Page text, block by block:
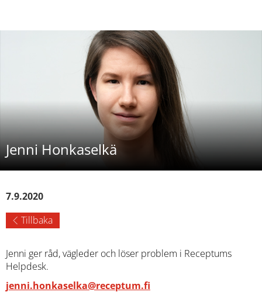
Jenni Honkaselkä
7.9.2020
Tillbaka
Jenni ger råd, vägleder och löser problem i Receptums
Helpdesk.
jenni.honkaselka@receptum.fi